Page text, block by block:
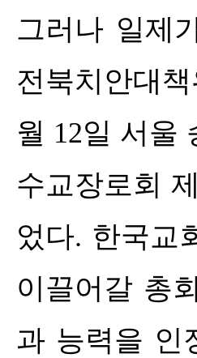
그러나 일제
전북치안대
월 12일 서울
수교장로회 제
었다. 한국교
이끌어갈 총
과 능력을 인